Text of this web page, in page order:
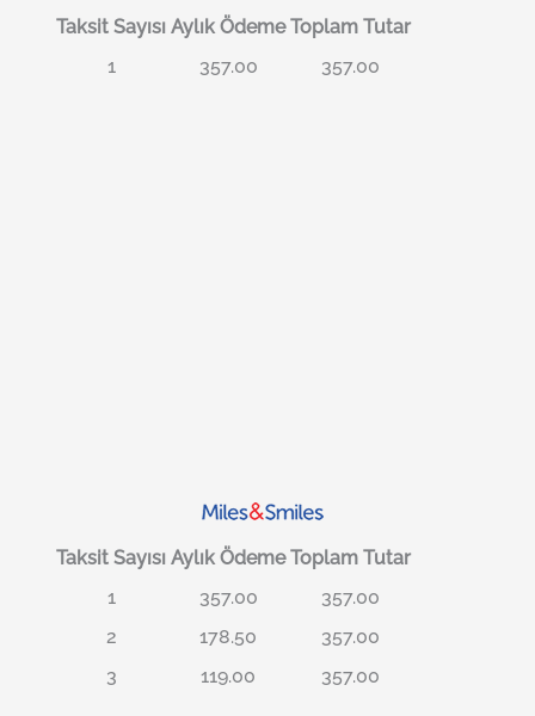
Taksit Sayısı Aylık Ödeme Toplam Tutar
1
357.00 357.00
Taksit Sayısı Aylık Ödeme Toplam Tutar
1
357.00
357.00
2
178.50
357.00
3
119.00 357.00